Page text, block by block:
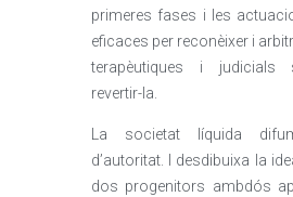
primeres fases i les
eficaces per reconèixer i
terapèutiques i judicials
revertir-la.
La societat líquida
d’autoritat. I desdibuixa la
dos progenitors ambdós